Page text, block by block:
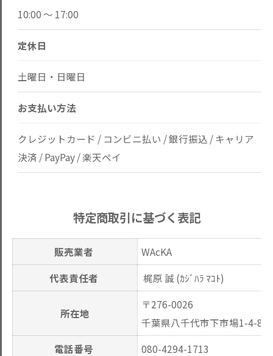
10:00 ～ 17:00
定休日
土曜日・日曜日
お支払い方法
クレジットカード / コンビニ払い / 銀行振込 / キャリア
決済 / PayPay / 楽天ペイ
特定商取引に基づく表記
販売業者
WAcKA
代表責任者
梶原 誠 (ｶｼﾞﾊﾗ ﾏｺﾄ)
所在地
〒276-0026
千葉県八千代市下市場1-4-8
電話番号
080-4294-1713